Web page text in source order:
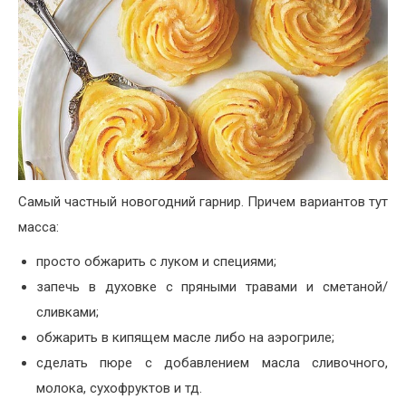
Самый частный новогодний гарнир. Причем вариантов тут
масса:
просто обжарить с луком и специями;
запечь в духовке с пряными травами и сметаной/
сливками;
обжарить в кипящем масле либо на аэрогриле;
сделать пюре с добавлением масла сливочного,
молока, сухофруктов и тд.